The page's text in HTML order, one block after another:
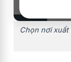
Chọn nơi